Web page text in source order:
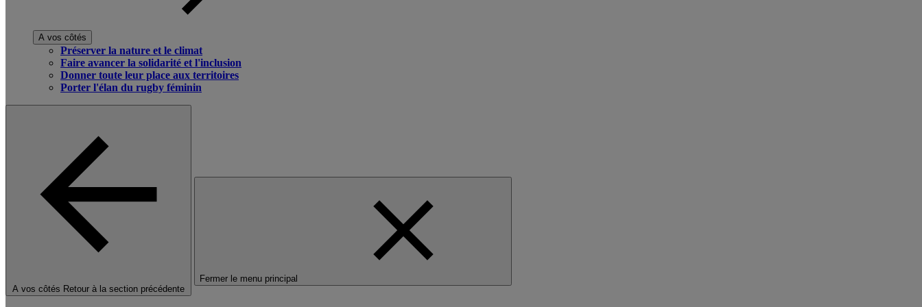
A vos côtés
Préserver la nature et le climat
Faire avancer la solidarité et l'inclusion
Donner toute leur place aux territoires
Porter l'élan du rugby féminin
A vos côtés Retour à la section précédente
Fermer le menu principal